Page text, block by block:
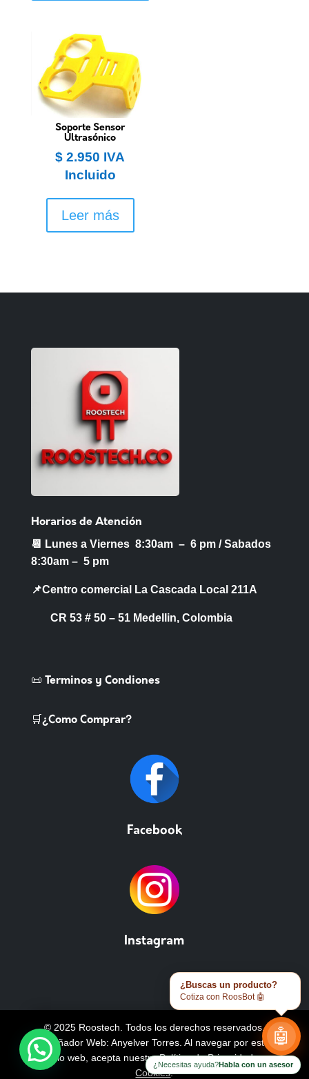
Soporte Sensor
Ultrasónico
$ 2.950 IVA
Incluido
Leer más
Horarios de Atención
📆 Lunes a Viernes 8:30am – 6 pm /Sabados
8:30am – 5 pm
📌Centro comercial La Cascada Local 211A
CR 53 # 50 – 51 Medellin, Colombia
📜 Terminos y Condiones
🛒¿Como Comprar?
Facebook
Instagram
© 2025 Roostech. Todos los derechos reservados.
Diseñador Web: Anyelver Torres. Al navegar por este
sitio web, acepta nuestraPolítica de Privacidad y
Cookies.
¿Buscas un producto?
Cotiza con RoosBot 🤖
🤖
¿Necesitas ayuda?Habla con un asesor